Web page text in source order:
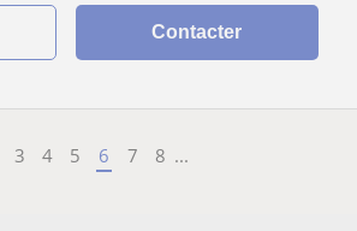
Contacter
3 4 5 6 7 8 ...